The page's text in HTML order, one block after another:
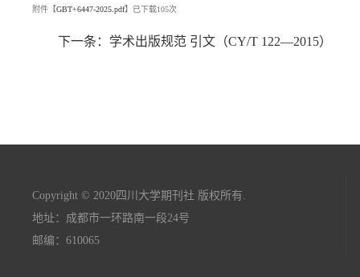
附件【GBT+6447-2025.pdf】已下载105次
下一条：学术出版规范 引文（CY/T 122—2015）
Copyright © 2020四川大学期刊社 版权所有.
地址：成都市一环路南一段24号
邮编：610065